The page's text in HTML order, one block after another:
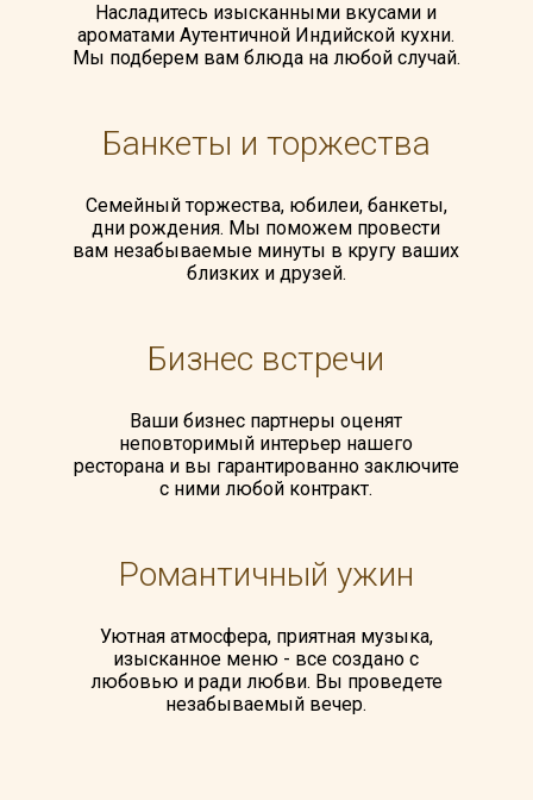
Насладитесь изысканными вкусами и
ароматами Аутентичной Индийской кухни.
Мы подберем вам блюда на любой случай.
Банкеты и торжества
Семейный торжества, юбилеи, банкеты,
дни рождения. Мы поможем провести
вам незабываемые минуты в кругу ваших
близких и друзей.
Бизнес встречи
Ваши бизнес партнеры оценят
неповторимый интерьер нашего
ресторана и вы гарантированно заключите
с ними любой контракт.
Романтичный ужин
Уютная атмосфера, приятная музыка,
изысканное меню - все создано с
любовью и ради любви. Вы проведете
незабываемый вечер.